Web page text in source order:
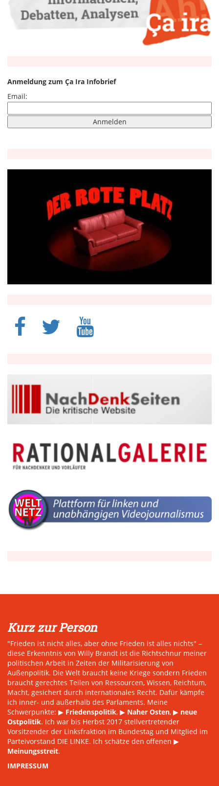
Anmeldung zum Ça Ira Infobrief
Email:
Kurz zur Person
"Frieden ist nicht alles, aber ohne Frieden ist alles nichts" –
diese Erkenntnis von Willy Brandt ist die Richtschnur meiner
politischen Arbeit in Zeiten der Militarisierung von
Außenpolitik. Die Welt braucht keine Kriege sondern Frieden
braucht gerechtes Teilen von Ressourcen, Wissen, Reichtum,
Macht, gesichert durch internationales Recht. Dafür kämpfe
ich inner- und außerhalb des Parlaments. Meine
Schwerpunkte: ▶ Friedenspolitik, ▶ Naher Osten, ▶ neue
Ostpolitik. Ich war bis Herbst 2017 stellvertretender
Vorsitzender der Linksfraktion im Bundestag und Mitglied im
Parteivorstand DIE LINKE. Ich schätze den offenen ▶
Meinungsstreit.
IMPRESSUM